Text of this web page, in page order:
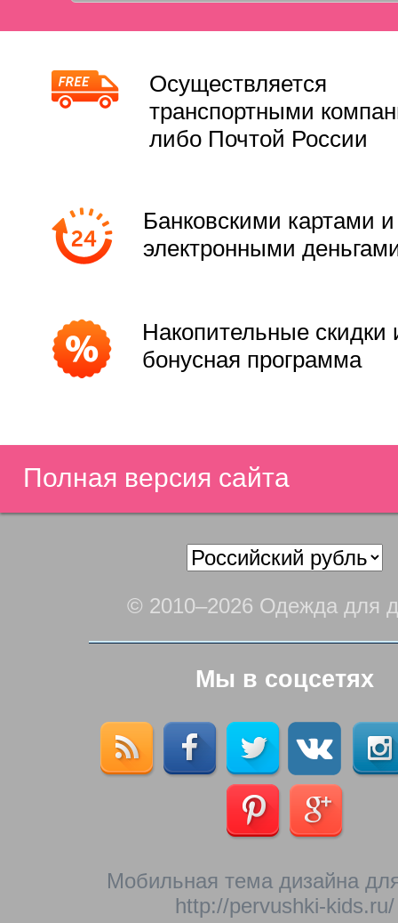
Осуществляется
транспортными
либо Почтой России
Банковскими картами и
электронными
Накопительные скидки
бонусная программа
Полная версия сайта
© 2010–2026 Одежда для
Мы в соцсетях
Мобильная тема дизайна
http://pervushki-kids.ru/